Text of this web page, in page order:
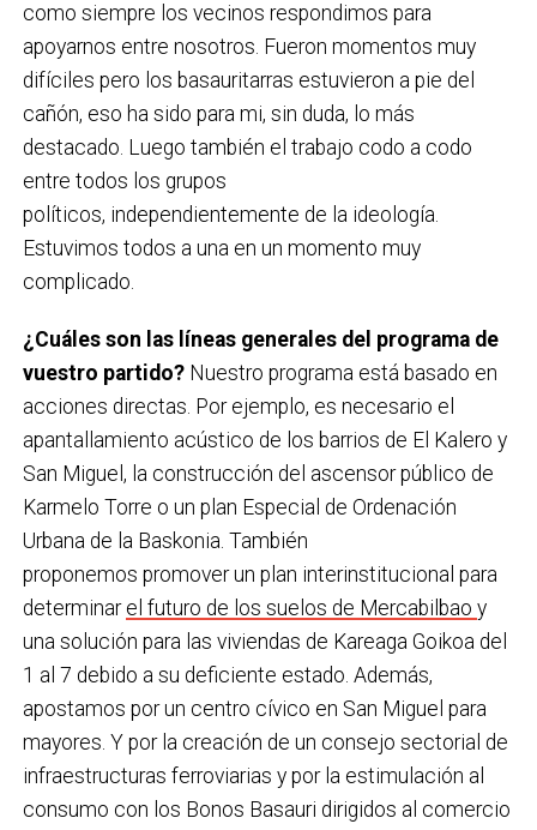
como siempre los vecinos respondimos para
apoyarnos entre nosotros. Fueron momentos muy
difíciles pero los basauritarras estuvieron a pie del
cañón, eso ha sido para mi, sin duda, lo más
destacado. Luego también el trabajo codo a codo
entre todos los grupos
políticos, independientemente de la ideología.
Estuvimos todos a una en un momento muy
complicado.
¿Cuáles son las líneas generales del programa de
vuestro partido? Nuestro programa está basado en
acciones directas. Por ejemplo, es necesario el
apantallamiento acústico de los barrios de El Kalero y
San Miguel, la construcción del ascensor público de
Karmelo Torre o un plan Especial de Ordenación
Urbana de la Baskonia. También
proponemos promover un plan interinstitucional para
determinar el futuro de los suelos de Mercabilbao y
una solución para las viviendas de Kareaga Goikoa del
1 al 7 debido a su deficiente estado. Además,
apostamos por un centro cívico en San Miguel para
mayores. Y por la creación de un consejo sectorial de
infraestructuras ferroviarias y por la estimulación al
consumo con los Bonos Basauri dirigidos al comercio